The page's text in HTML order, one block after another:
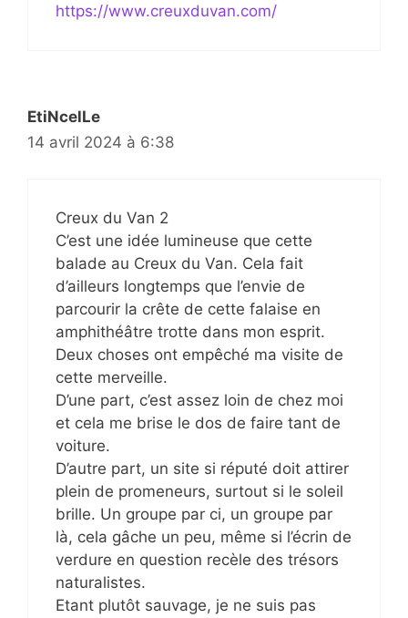
https://www.creuxduvan.com/
EtiNcelLe
14 avril 2024 à 6:38
Creux du Van 2
C’est une idée lumineuse que cette
balade au Creux du Van. Cela fait
d’ailleurs longtemps que l’envie de
parcourir la crête de cette falaise en
amphithéâtre trotte dans mon esprit.
Deux choses ont empêché ma visite de
cette merveille.
D’une part, c’est assez loin de chez moi
et cela me brise le dos de faire tant de
voiture.
D’autre part, un site si réputé doit attirer
plein de promeneurs, surtout si le soleil
brille. Un groupe par ci, un groupe par
là, cela gâche un peu, même si l’écrin de
verdure en question recèle des trésors
naturalistes.
Etant plutôt sauvage, je ne suis pas